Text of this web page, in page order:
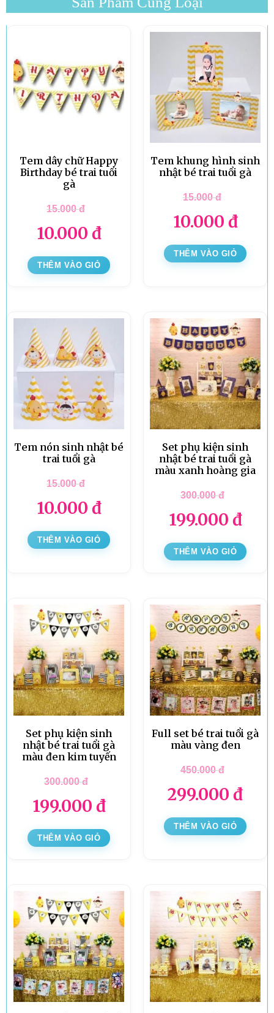
Tem dây chữ Happy
Birthday bé trai tuổi
gà
15.000đ
10.000 đ
THÊM VÀO GIỎ
Tem khung hình sinh
nhật bé trai tuổi gà
15.000đ
10.000 đ
THÊM VÀO GIỎ
Tem nón sinh nhật bé
trai tuổi gà
15.000đ
10.000 đ
THÊM VÀO GIỎ
Set phụ kiện sinh
nhật bé trai tuổi gà
màu xanh hoàng gia
300.000đ
199.000 đ
THÊM VÀO GIỎ
Set phụ kiện sinh
nhật bé trai tuổi gà
màu đen kim tuyến
300.000đ
199.000 đ
THÊM VÀO GIỎ
Full set bé trai tuổi gà
màu vàng đen
450.000đ
299.000 đ
THÊM VÀO GIỎ